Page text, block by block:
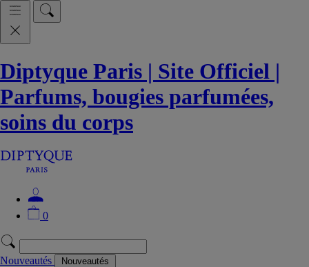
Diptyque Paris | Site Officiel |
Parfums, bougies parfumées,
soins du corps
0
Nouveautés Nouveautés